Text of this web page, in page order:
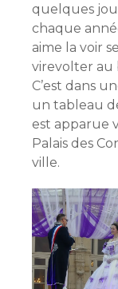
quelques
chaque
aime la voir
virevolter au
C’est dans
un tableau
est apparue
Palais des
ville.